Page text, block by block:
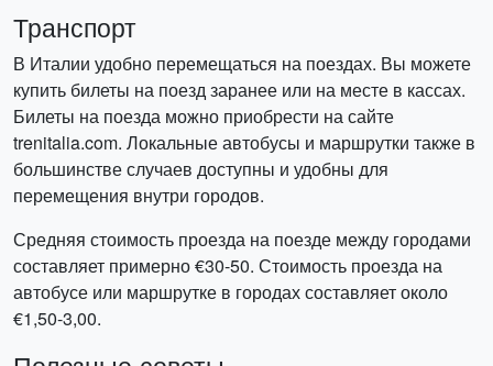
Транспорт
В Италии удобно перемещаться на поездах. Вы можете
купить билеты на поезд заранее или на месте в кассах.
Билеты на поезда можно приобрести на сайте
trenitalia.com. Локальные автобусы и маршрутки также в
большинстве случаев доступны и удобны для
перемещения внутри городов.
Средняя стоимость проезда на поезде между городами
составляет примерно €30-50. Стоимость проезда на
автобусе или маршрутке в городах составляет около
€1,50-3,00.